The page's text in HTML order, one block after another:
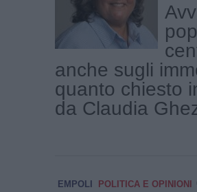
anche sugli
quanto chiesto
da Claudia
EMPOLI POLITICA E OPINIONI